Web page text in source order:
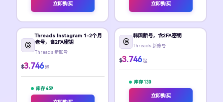
立即购买 立即购买
Threads Instagram 1-2个月
老号，含2FA密钥
Threads 新账号
$3.746 起
库存 459
韩国新号，含2FA密钥
Threads 新账号
$3.746 起
库存 130
立即购买